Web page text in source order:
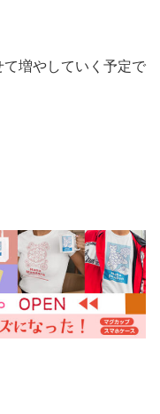
増やしていく予定で